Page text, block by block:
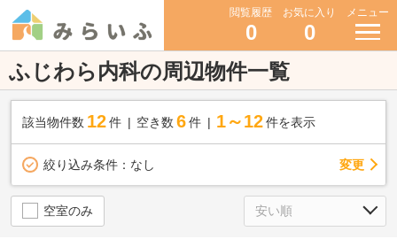
閲覧履歴
0
お気に入り
0
メニュー
ふじわら内科の周辺物件一覧
該当物件数 12件 空き数 6 件 1～12 件を表示
絞り込み条件： なし 変更
空室のみ